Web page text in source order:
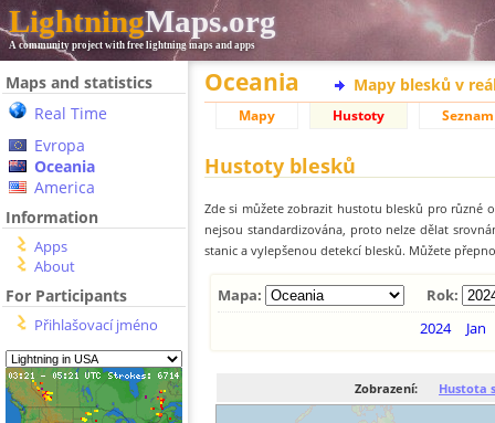
LightningMaps.org
A community project with free lightning maps and apps
Maps and statistics
Real Time
Evropa
Oceania
America
Information
Apps
About
For Participants
Přihlašovací jméno
Oceania Mapy blesků v
Mapy Hustoty Seznam
Hustoty blesků
Zde si můžete zobrazit hustotu blesků pro různé
nejsou standardizována, proto nelze dělat
stanic a vylepšenou detekcí blesků. Můžete
Mapa:
Rok:
2024
Jan
Zobrazení: Hustota